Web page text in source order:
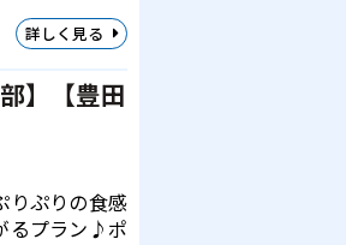
詳しく見る
】【豊田
りぷりの食感
るプラン♪ポ